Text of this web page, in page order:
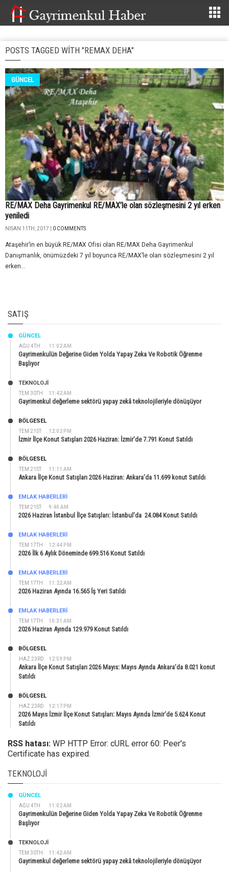
POSTS TAGGED WITH "REMAX DEHA"
GÜNCEL
RE/MAX Deha Gayrimenkul RE/MAX’le olan sözleşmesini 2 yıl erken
yeniledi
NISAN 11TH, 2017 | 0 COMMENTS
Ataşehir’in en büyük RE/MAX Ofisi olan RE/MAX Deha Gayrimenkul
Danışmanlık, önümüzdeki 7 yıl boyunca RE/MAX’le olan sözleşmesini 2 yıl
erken...
SATIŞ
AĞU 4TH 11:02 AM
GÜNCEL
Gayrimenkulün Değerine Giden Yolda Yapay Zeka Ve Robotik Öğrenme
Başlıyor
TEM 30TH 11:42 AM
TEKNOLOJİ
Gayrimenkul değerleme sektörü yapay zekâ teknolojileriyle dönüşüyor
TEM 21ST 12:02 PM
BÖLGESEL
İzmir İlçe Konut Satışları 2026 Haziran: İzmir’de 7.791 Konut Satıldı
TEM 21ST 11:11 AM
BÖLGESEL
Ankara İlçe Konut Satışları 2026 Haziran: Ankara’da 11.699 konut Satıldı
TEM 21ST 9:40 AM
EMLAK HABERLERI
2026 Haziran İstanbul İlçe Satışları: İstanbul’da 24.084 Konut Satıldı
TEM 17TH 12:44 PM
EMLAK HABERLERI
2026 İlk 6 Aylık Döneminde 699.516 Konut Satıldı
TEM 17TH 11:22 AM
EMLAK HABERLERI
2026 Haziran Ayında 16.565 İş Yeri Satıldı
TEM 17TH 10:31 AM
EMLAK HABERLERI
2026 Haziran Ayında 129.979 Konut Satıldı
HAZ 23RD 12:59 PM
BÖLGESEL
Ankara İlçe Konut Satışları 2026 Mayıs: Mayıs Ayında Ankara’da 8.021 konut
Satıldı
HAZ 23RD 12:17 PM
BÖLGESEL
2026 Mayıs İzmir İlçe Konut Satışları: Mayıs Ayında İzmir’de 5.624 Konut
Satıldı
RSS hatası: WP HTTP Error: cURL error 60: Peer's
Certificate has expired.
TEKNOLOJI
AĞU 4TH 11:02 AM
GÜNCEL
Gayrimenkulün Değerine Giden Yolda Yapay Zeka Ve Robotik Öğrenme
Başlıyor
TEM 30TH 11:42 AM
TEKNOLOJİ
Gayrimenkul değerleme sektörü yapay zekâ teknolojileriyle dönüşüyor